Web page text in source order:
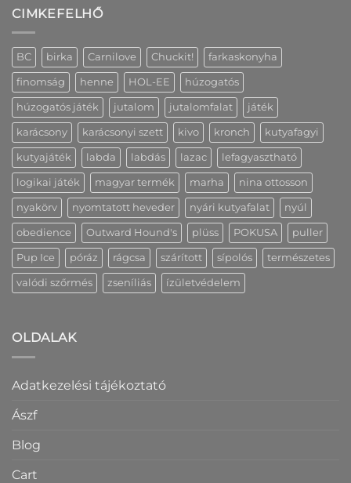
es
változatban
Creative
hűségprogramjának
szállítás
CIMKEFELHŐ
BC birka Carnilove Chuckit! farkaskonyha
finomság henne HOL-EE húzogatós
húzogatós játék jutalom jutalomfalat játék
karácsony karácsonyi szett kivo kronch kutyafagyi
kutyajáték labda labdás lazac lefagyasztható
logikai játék magyar termék marha nina ottosson
nyakörv nyomtatott heveder nyári kutyafalat nyúl
obedience Outward Hound's plüss POKUSA puller
Pup Ice póráz rágcsa szárított sípolós természetes
valódi szőrmés zseníliás ízületvédelem
OLDALAK
Adatkezelési tájékoztató
Ászf
Blog
Cart